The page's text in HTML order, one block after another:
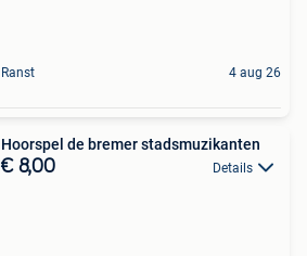
Ranst 4 aug 26
Hoorspel de bremer stadsmuzikanten
€ 8,00 Details